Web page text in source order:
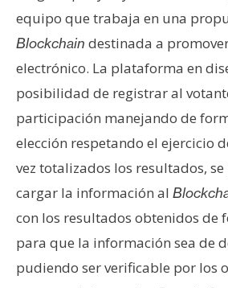
equipo que trabaja en una
Blockchain destinada a
electrónico. La plataforma en
posibilidad de registrar al
participación manejando de
elección respetando el ejercicio
vez totalizados los resultados,
cargar la información al
con los resultados obtenidos de
para que la información sea de
pudiendo ser verificable por los